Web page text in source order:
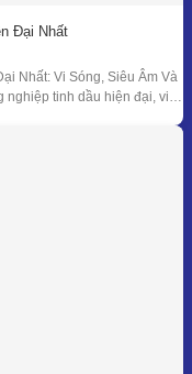
Đại Nhất
Nhất: Vi Sóng, Siêu Âm Và
tinh dầu hiện đại, việc
và hoạt chất trị liệu là